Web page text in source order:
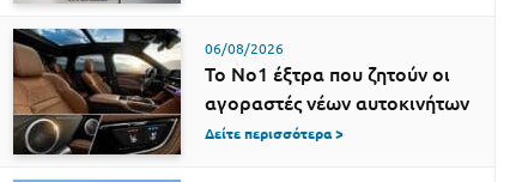
06/08/2026
Το Νο1 έξτρα που ζητούν οι
αγοραστές νέων αυτοκινήτων
Δείτε περισσότερα >